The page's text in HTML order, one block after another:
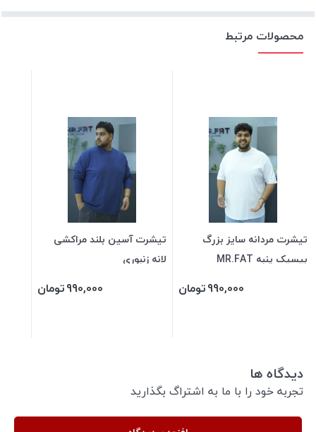
محصولات مرتبط
تیشرت مردانه سایز بزرگ
بیسیک پنبه MR.FAT
990,000تومان
تیشرت آسین بلند مراکشی
لانه زنبوری
990,000تومان
دیدگاه ها
تجربه خود را با ما به اشتراگ بگذارید